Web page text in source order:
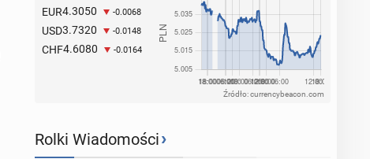
EUR4.3050 -0.0068
USD3.7320 -0.0148
CHF4.6080 -0.0164
Źródło: currencybeacon.com
Rolki Wiadomości›